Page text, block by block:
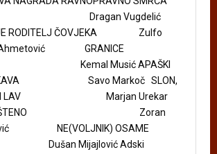
Vugdelić
JE RODITELJ ČOVJEKA Zulfo
GRANICE
Musić APAŠKI
Savo Markoč SLON,
I LAV Marjan Urekar
Zoran
NE(VOLJNIK) OSAME
Mijajlović Adski